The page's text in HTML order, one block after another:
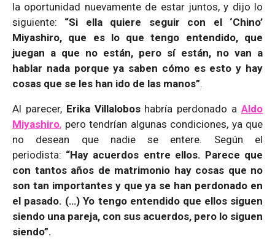
la oportunidad nuevamente de estar juntos, y dijo lo
siguiente: “Si ella quiere seguir con el ‘Chino’
Miyashiro, que es lo que tengo entendido, que
juegan a que no están, pero sí están, no van a
hablar nada porque ya saben cómo es esto y hay
cosas que se les han ido de las manos”.
Al parecer, Erika Villaloboshabría perdonado aAldo
Miyashiro, pero tendrían algunas condiciones, ya que
no desean que nadie se entere. Según el
periodista: “Hay acuerdos entre ellos. Parece que
con tantos años de matrimonio hay cosas que no
son tan importantes y que ya se han perdonado en
el pasado. (…) Yo tengo entendido que ellos siguen
siendo una pareja, con sus acuerdos, pero lo siguen
siendo”.